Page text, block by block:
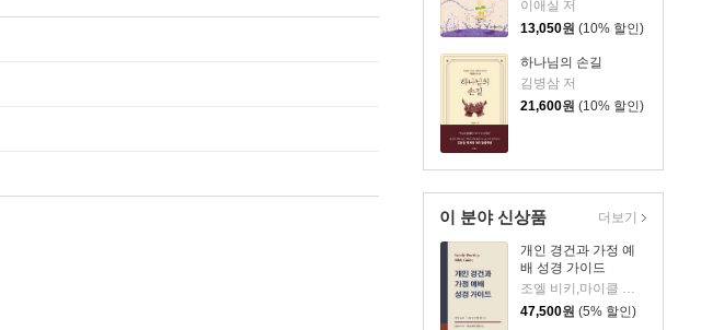
이애실 저
13,050원 (10% 할인)
하나님의 손길
김병삼 저
21,600원 (10% 할인)
이 분야 신상품
개인 경건과 가정 예
배 성경 가이드
조엘 비키,마이클 배럿,제럴드 빌크스,폴 스몰리 편/부흥과개혁사 편집부 역
47,500원 (5% 할인)
더보기